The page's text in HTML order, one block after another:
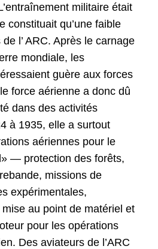
militaire était
constituait qu’une faible
l’ ARC. Après le carnage
mondiale, les
guère aux forces
force aérienne a donc dû
dans des activités
à 1935, elle a surtout
aériennes pour le
— protection des forêts,
missions de
expérimentales,
au point de matériel et
pour les opérations
Des aviateurs de l’ARC